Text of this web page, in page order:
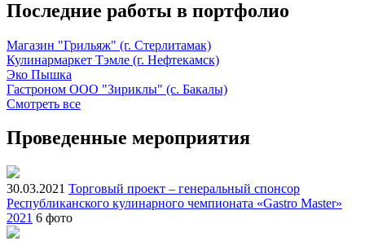
Последние работы в портфолио
Магазин "Грильяж" (г. Стерлитамак)
Кулинармаркет Тэмле (г. Нефтекамск)
Эко Пышка
Гастроном ООО "Зириклы" (с. Бакалы)
Смотреть все
Проведенные мероприятия
30.03.2021 Торговый проект – генеральный спонсор
Республиканского кулинарного чемпионата «Gastro Master»
2021 6 фото